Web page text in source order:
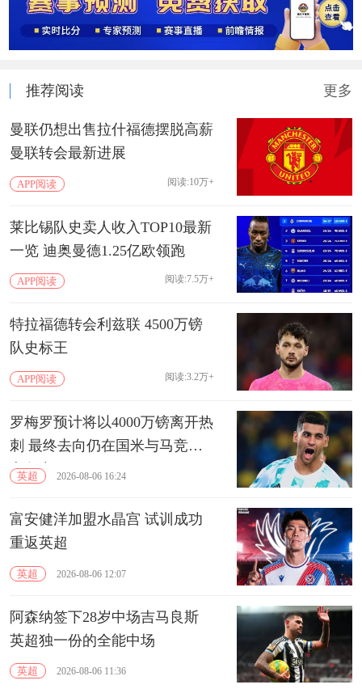
推荐阅读 更多
曼联仍想出售拉什福德摆脱高薪
曼联转会最新进展
APP阅读 阅读:10万+
莱比锡队史卖人收入TOP10最新
一览 迪奥曼德1.25亿欧领跑
APP阅读 阅读:7.5万+
特拉福德转会利兹联 4500万镑
队史标王
APP阅读 阅读:3.2万+
罗梅罗预计将以4000万镑离开热
刺 最终去向仍在国米与马竞的
竞争中
英超 2026-08-06 16:24
富安健洋加盟水晶宫 试训成功
重返英超
英超 2026-08-06 12:07
阿森纳签下28岁中场吉马良斯
英超独一份的全能中场
英超 2026-08-06 11:36